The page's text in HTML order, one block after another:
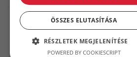
2026. Minden jog fenntartva –
Adatvédelmi tájékoztató
ÖSSZES ELUTASÍTÁSA
RÉSZLETEK MEGJELENÍTÉSE
POWERED BY COOKIESCRIPT